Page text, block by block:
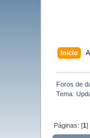
Inicio
Foros de
Tema:
Páginas: [1]